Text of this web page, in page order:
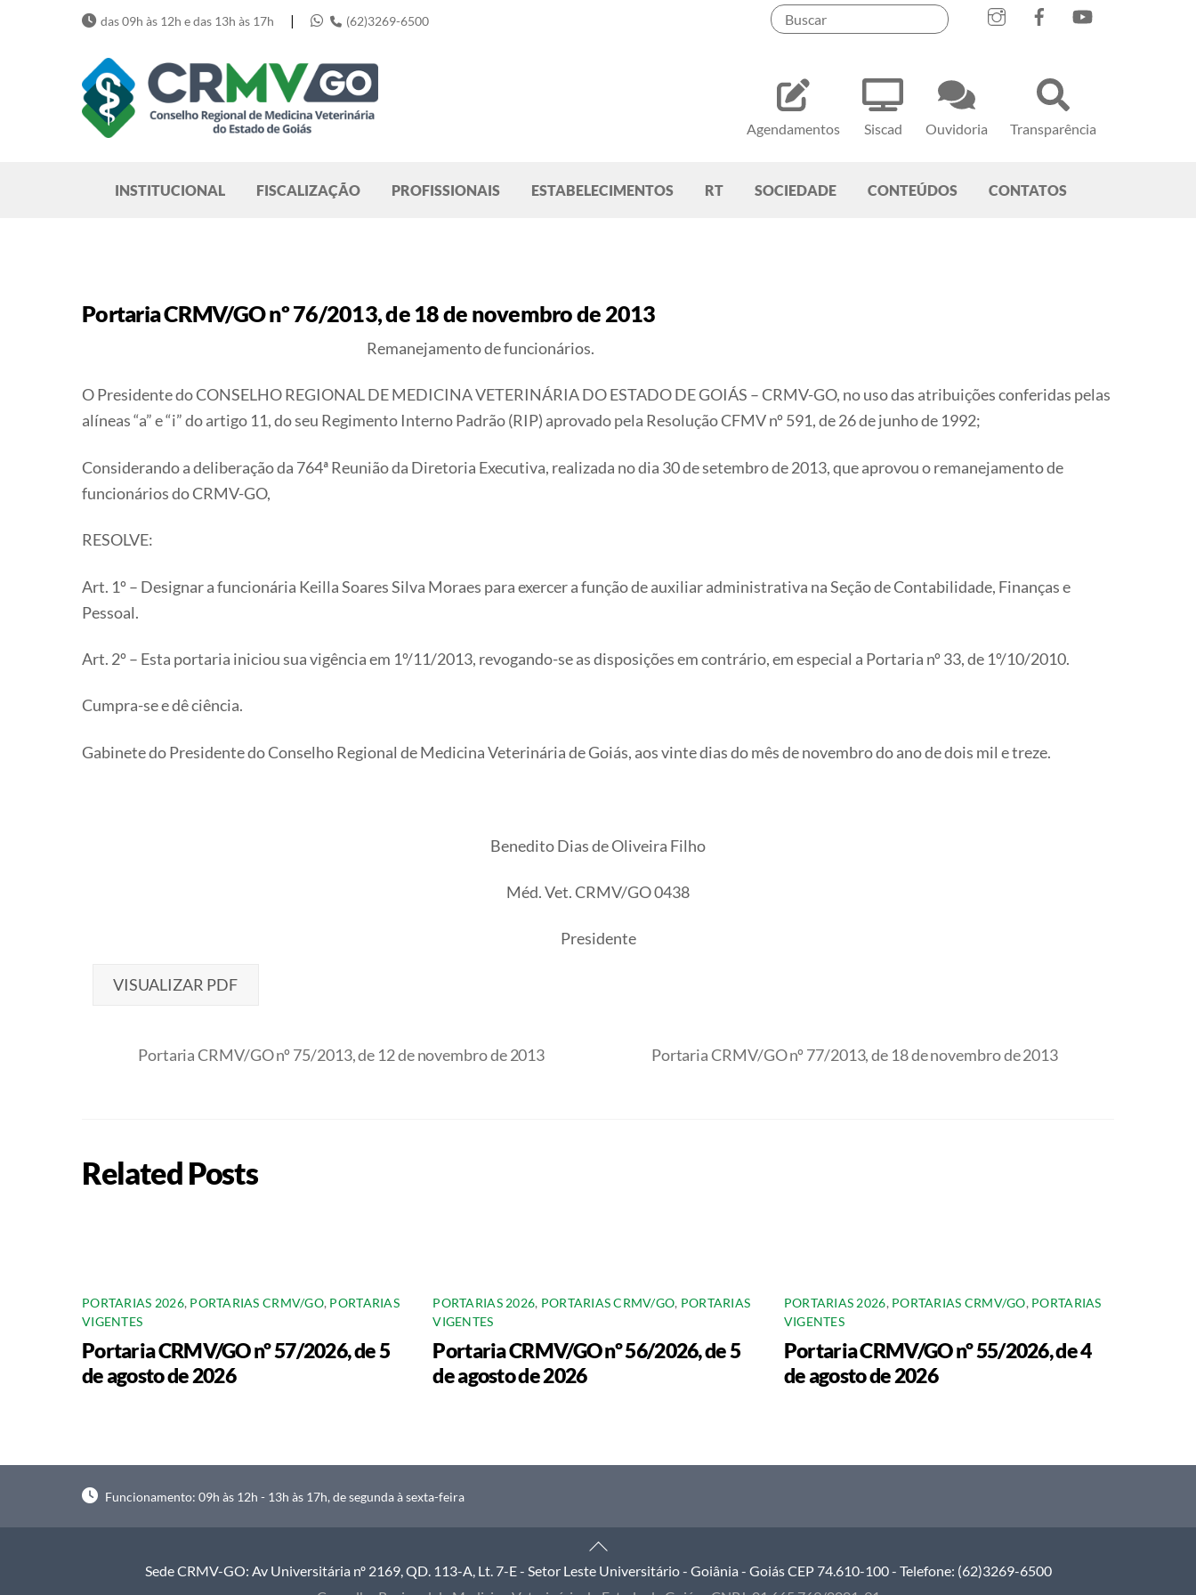
Agendamentos Siscad Ouvidoria Transparência
das 09h às 12h e das 13h às 17h | (62)3269-6500
INSTITUCIONAL FISCALIZAÇÃO PROFISSIONAIS ESTABELECIMENTOS RT SOCIEDADE CONTEÚDOS CONTATOS
Portaria CRMV/GO nº 76/2013, de 18 de novembro de 2013
Remanejamento de funcionários.
O Presidente do CONSELHO REGIONAL DE MEDICINA VETERINÁRIA DO ESTADO DE GOIÁS – CRMV-GO, no uso das atribuições conferidas pelas
alíneas “a” e “i” do artigo 11, do seu Regimento Interno Padrão (RIP) aprovado pela Resolução CFMV nº 591, de 26 de junho de 1992;
Considerando a deliberação da 764ª Reunião da Diretoria Executiva, realizada no dia 30 de setembro de 2013, que aprovou o remanejamento de
funcionários do CRMV-GO,
RESOLVE:
Art. 1º – Designar a funcionária Keilla Soares Silva Moraes para exercer a função de auxiliar administrativa na Seção de Contabilidade, Finanças e
Pessoal.
Art. 2º – Esta portaria iniciou sua vigência em 1º/11/2013, revogando-se as disposições em contrário, em especial a Portaria nº 33, de 1º/10/2010.
Cumpra-se e dê ciência.
Gabinete do Presidente do Conselho Regional de Medicina Veterinária de Goiás, aos vinte dias do mês de novembro do ano de dois mil e treze.
Benedito Dias de Oliveira Filho
Méd. Vet. CRMV/GO 0438
Presidente
VISUALIZAR PDF
Portaria CRMV/GO nº 75/2013, de 12 de novembro de 2013 Portaria CRMV/GO nº 77/2013, de 18 de novembro de 2013
Related Posts
PORTARIAS 2026, PORTARIAS CRMV/GO, PORTARIAS
VIGENTES
Portaria CRMV/GO nº 57/2026, de 5
de agosto de 2026
PORTARIAS 2026, PORTARIAS CRMV/GO, PORTARIAS
VIGENTES
Portaria CRMV/GO nº 56/2026, de 5
de agosto de 2026
PORTARIAS 2026, PORTARIAS CRMV/GO, PORTARIAS
VIGENTES
Portaria CRMV/GO nº 55/2026, de 4
de agosto de 2026
Funcionamento: 09h às 12h - 13h às 17h, de segunda à sexta-feira
Back
To
Sede CRMV-GO: Av Universitária nº 2169, QD. 113-A, Lt. 7-E - Setor Leste Universitário - Goiânia - Goiás CEP 74.610-100 - Telefone: (62)3269-6500